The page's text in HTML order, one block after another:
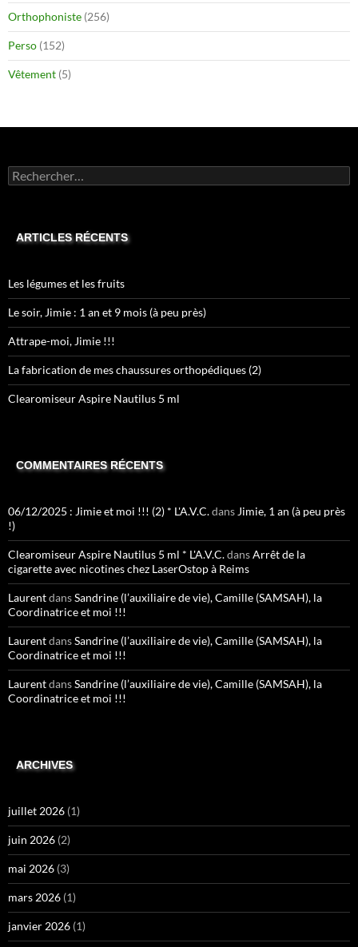
Orthophoniste (256)
Perso (152)
Vêtement (5)
Rechercher :
ARTICLES RÉCENTS
Les légumes et les fruits
Le soir, Jimie : 1 an et 9 mois (à peu près)
Attrape-moi, Jimie !!!
La fabrication de mes chaussures orthopédiques (2)
Clearomiseur Aspire Nautilus 5 ml
COMMENTAIRES RÉCENTS
06/12/2025 : Jimie et moi !!! (2) * L'A.V.C.dans Jimie, 1 an (à peu près
!)
Clearomiseur Aspire Nautilus 5 ml * L'A.V.C.dansArrêt de la
cigarette avec nicotines chez LaserOstop à Reims
LaurentdansSandrine (l’auxiliaire de vie), Camille (SAMSAH), la
Coordinatrice et moi !!!
LaurentdansSandrine (l’auxiliaire de vie), Camille (SAMSAH), la
Coordinatrice et moi !!!
LaurentdansSandrine (l’auxiliaire de vie), Camille (SAMSAH), la
Coordinatrice et moi !!!
ARCHIVES
juillet 2026 (1)
juin 2026 (2)
mai 2026 (3)
mars 2026 (1)
janvier 2026 (1)